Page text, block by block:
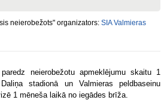
neierobežots" organizators: SIA Valmieras
neierobežotu apmeklējumu skaitu 1
stadionā un Valmieras peldbaseinu
1 mēneša laikā no iegādes brīža.